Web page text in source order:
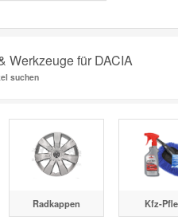
Werkzeuge für DACIA
suchen
Radkappen Kfz-